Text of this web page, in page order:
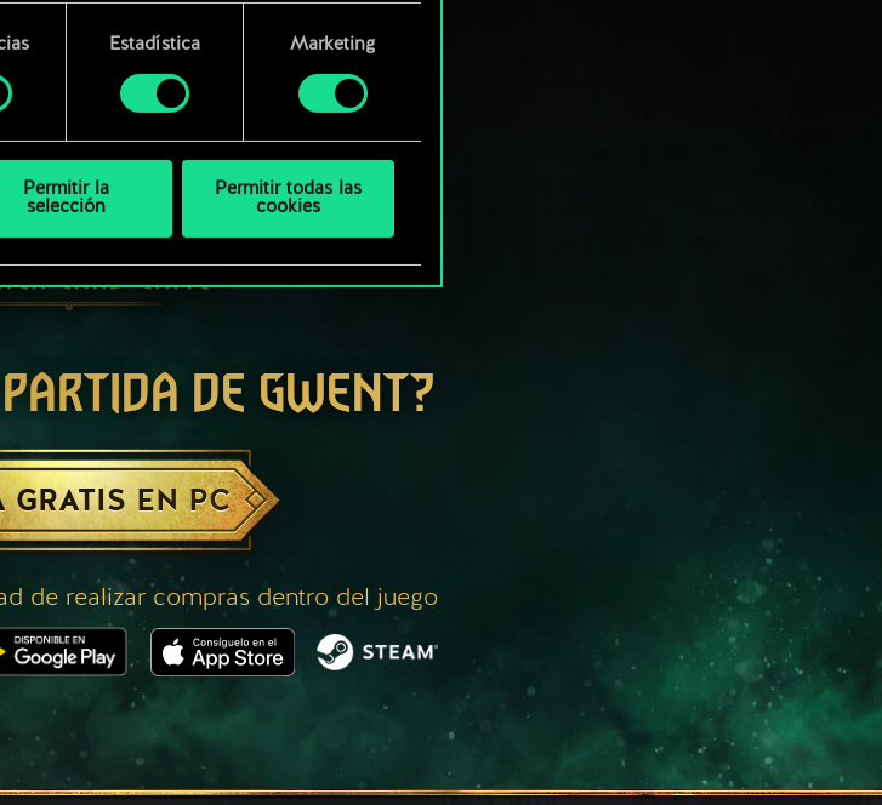
sobre nuestro uso de las cookies y
Estadística Marketing
Permitir la
selección
Permitir todas las
cookies
DE GWENT?
GRATIS EN PC
de realizar compras dentro del juego